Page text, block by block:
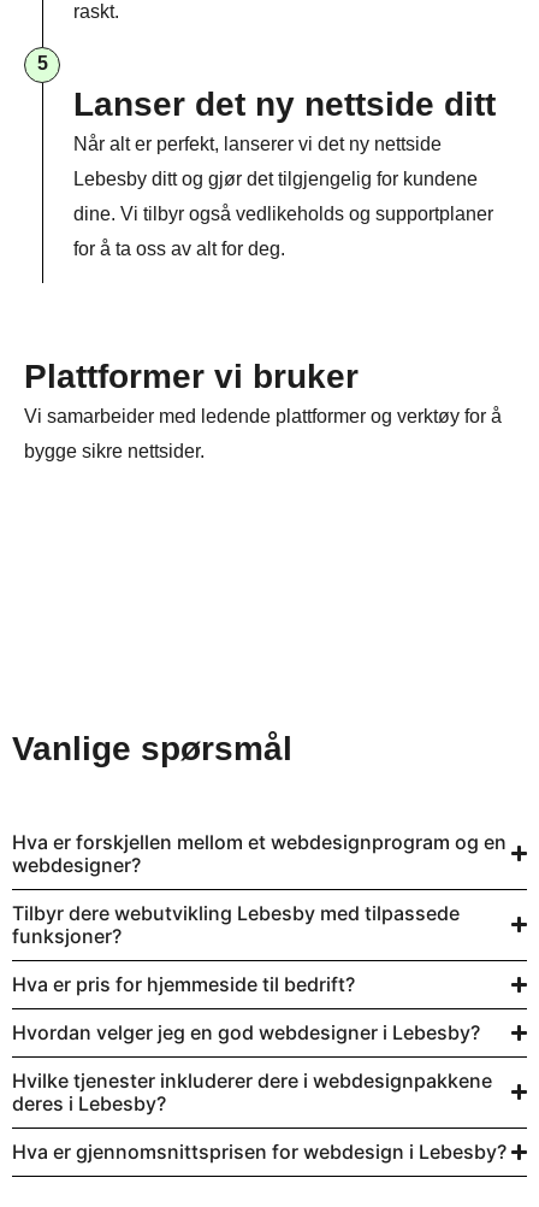
raskt.
5
Lanser det ny nettside ditt
Når alt er perfekt, lanserer vi det ny nettside
Lebesby ditt og gjør det tilgjengelig for kundene
dine. Vi tilbyr også vedlikeholds og supportplaner
for å ta oss av alt for deg.
Plattformer vi bruker
Vi samarbeider med ledende plattformer og verktøy for å
bygge sikre nettsider.
Vanlige spørsmål
Hva er forskjellen mellom et webdesignprogram og en
webdesigner?
Tilbyr dere webutvikling Lebesby med tilpassede
funksjoner?
Hva er pris for hjemmeside til bedrift?
Hvordan velger jeg en god webdesigner i Lebesby?
Hvilke tjenester inkluderer dere i webdesignpakkene
deres i Lebesby?
Hva er gjennomsnittsprisen for webdesign i Lebesby?